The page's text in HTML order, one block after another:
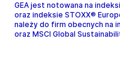
GEA jest notowana na
oraz indeksie STOXX®
należy do firm obecnych na
oraz MSCI Global